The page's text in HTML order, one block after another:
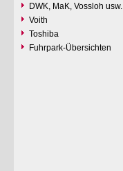
DWK, MaK, Vossloh usw.
Voith
Toshiba
Fuhrpark-Übersichten